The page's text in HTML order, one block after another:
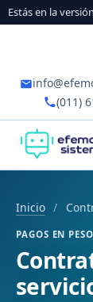
Estás en la
(011)
Inicio /
PAGOS EN